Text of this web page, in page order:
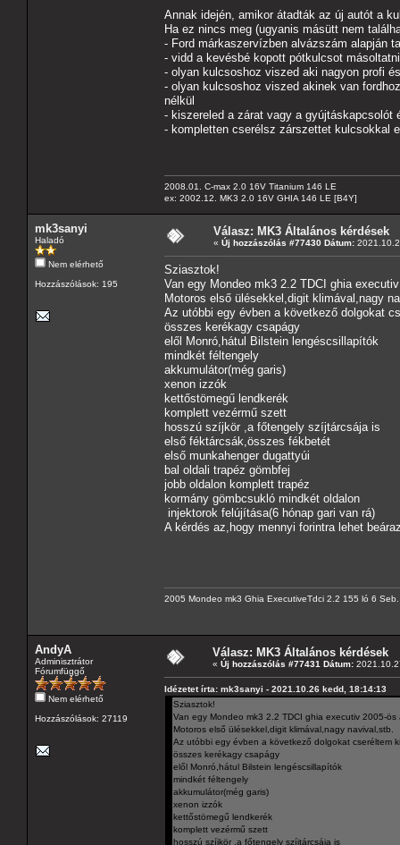
Annak idején, amikor átadták az új autót a
Ha ez nincs meg (ugyanis másütt nem
- Ford márkaszervízben alvázszám alapján
- vidd a kevésbé kopott pótkulcsot másoltatni
- olyan kulcsoshoz viszed aki nagyon profi
- olyan kulcsoshoz viszed akinek van
nélkül
- kiszereled a zárat vagy a
- kompletten cserélsz zárszettet kulcsokkal
2008.01. C-max 2.0 16V Titanium 146 LE
ex: 2002.12. MK3 2.0 16V GHIA 146 LE [B4Y]
mk3sanyi
Haladó
Nem elérhető
Hozzászólások: 195
Válasz: MK3 Általános kérdések
« Új hozzászólás #77430 Dátum:
Sziasztok!
Van egy Mondeo mk3 2.2 TDCI ghia
Motoros első ülésekkel,digit klimával,nagy
Az utóbbi egy évben a következő dolgokat
összes kerékagy csapágy
elől Monró,hátul Bilstein lengéscsillapítók
mindkét féltengely
akkumulátor(még garis)
xenon izzók
kettőstömegű lendkerék
komplett vezérmű szett
hosszú szíjkör ,a főtengely szíjtárcsája is
első féktárcsák,összes fékbetét
első munkahenger dugattyúi
bal oldali trapéz gömbfej
jobb oldalon komplett trapéz
kormány gömbcsukló mindkét oldalon
injektorok felújítása(6 hónap gari van rá)
A kérdés az,hogy mennyi forintra lehet
2005 Mondeo mk3 Ghia ExecutiveTdci 2.2 155 ló 6 Seb.
AndyA
Adminisztrátor
Fórumfüggő
Nem elérhető
Hozzászólások: 27119
Válasz: MK3 Általános kérdések
« Új hozzászólás #77431 Dátum:
Idézetet írta: mk3sanyi - 2021.10.26 kedd, 18:14:13
Sziasztok!
Van egy Mondeo mk3 2.2 TDCI ghia executiv 2005-
Motoros első ülésekkel,digit klimával,nagy navival,stb.
Az utóbbi egy évben a következő dolgokat cseréltem
összes kerékagy csapágy
elől Monró,hátul Bilstein lengéscsillapítók
mindkét féltengely
akkumulátor(még garis)
xenon izzók
kettőstömegű lendkerék
komplett vezérmű szett
hosszú szíjkör ,a főtengely szíjtárcsája is